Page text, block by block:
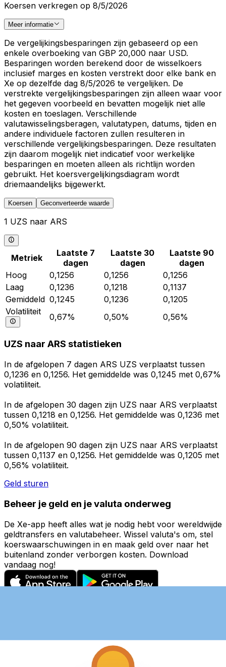
Koersen verkregen op 8/5/2026
Meer informatie
De vergelijkingsbesparingen zijn gebaseerd op een
enkele overboeking van GBP 20,000 naar USD.
Besparingen worden berekend door de wisselkoers
inclusief marges en kosten verstrekt door elke bank en
Xe op dezelfde dag 8/5/2026 te vergelijken. De
verstrekte vergelijkingsbesparingen zijn alleen waar voor
het gegeven voorbeeld en bevatten mogelijk niet alle
kosten en toeslagen. Verschillende
valutawisselingsberagen, valutatypen, datums, tijden en
andere individuele factoren zullen resulteren in
verschillende vergelijkingsbesparingen. Deze resultaten
zijn daarom mogelijk niet indicatief voor werkelijke
besparingen en moeten alleen als richtlijn worden
gebruikt. Het koersvergelijkingsdiagram wordt
driemaandelijks bijgewerkt.
Koersen Geconverteerde waarde
1 UZS naar ARS
Metriek
Laatste 7
dagen
Laatste 30
dagen
Laatste 90
dagen
Hoog
0,1256 0,1256
0,1256
Laag
0,1236 0,1218
0,1137
Gemiddeld 0,1245 0,1236
0,1205
Volatiliteit
0,67% 0,50% 0,56%
UZS naar ARS statistieken
In de afgelopen 7 dagen ARS UZS verplaatst tussen
0,1236 en 0,1256. Het gemiddelde was 0,1245 met 0,67%
volatiliteit.
In de afgelopen 30 dagen zijn UZS naar ARS verplaatst
tussen 0,1218 en 0,1256. Het gemiddelde was 0,1236 met
0,50% volatiliteit.
In de afgelopen 90 dagen zijn UZS naar ARS verplaatst
tussen 0,1137 en 0,1256. Het gemiddelde was 0,1205 met
0,56% volatiliteit.
Geld sturen
Beheer je geld en je valuta onderweg
De Xe-app heeft alles wat je nodig hebt voor wereldwijde
geldtransfers en valutabeheer. Wissel valuta's om, stel
koerswaarschuwingen in en maak geld over naar het
buitenland zonder verborgen kosten. Download
vandaag nog!